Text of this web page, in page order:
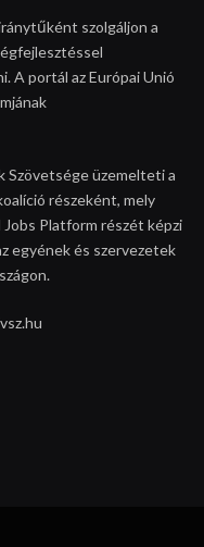
szolgáljon a
A portál az Európai Unió
Szövetsége üzemelteti a
részeként, mely
Platform részét képzi
egyének és szervezetek